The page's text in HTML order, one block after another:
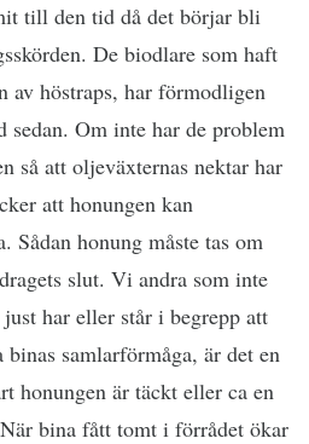
till den tid då det börjar bli
De biodlare som haft
av höstraps, har förmodligen
sedan. Om inte har de problem
så att oljeväxternas nektar har
att honungen kan
Sådan honung måste tas om
slut. Vi andra som inte
har eller står i begrepp att
samlarförmåga, är det en
honungen är täckt eller ca en
bina fått tomt i förrådet ökar